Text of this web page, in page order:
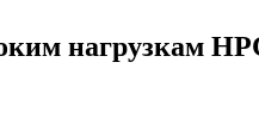
нагрузкам